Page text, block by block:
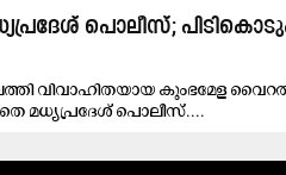
പൊലീസ്;
വിവാഹിതയായ കുംഭമേള
മധ്യപ്രദേശ് പൊലീസ്....